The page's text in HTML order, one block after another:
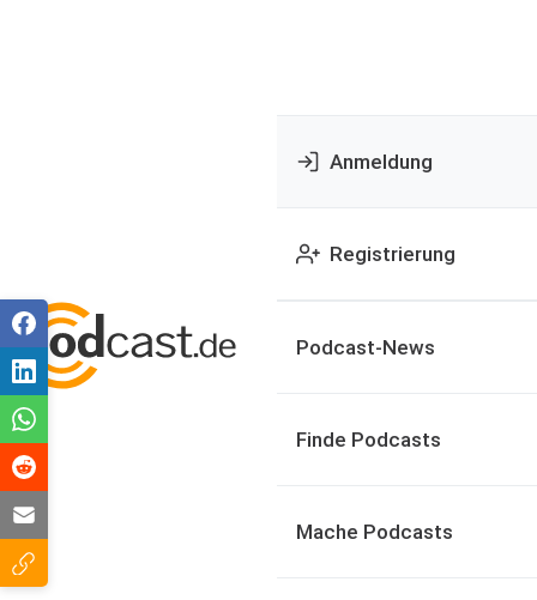
Anmeldung
Registrierung
Podcast-News
Finde Podcasts
Mache Podcasts